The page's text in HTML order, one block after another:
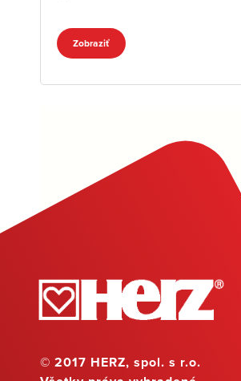
Zobraziť
© 2017 HERZ, spol. s r.o.